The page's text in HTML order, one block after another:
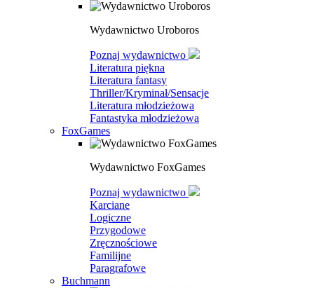
Wydawnictwo Uroboros
Poznaj wydawnictwo
Literatura piękna
Literatura fantasy
Thriller/Kryminał/Sensacje
Literatura młodzieżowa
Fantastyka młodzieżowa
FoxGames
Wydawnictwo FoxGames
Poznaj wydawnictwo
Karciane
Logiczne
Przygodowe
Zręcznościowe
Familijne
Paragrafowe
Buchmann